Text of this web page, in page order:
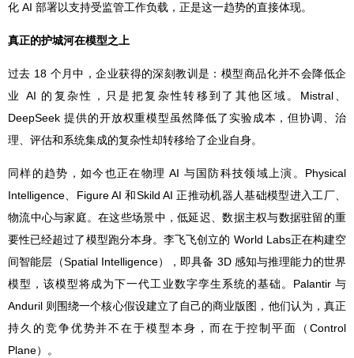
化 AI 部署以支持受监管工作负载，正是这一趋势的直接体现。
真正的护城河在模型之上
过去 18 个月中，企业获得的深刻教训是：模型商品化并不会降低企
业 AI 的复杂性，只是把复杂性转移到了其他区域。Mistral、
DeepSeek 提供的开放权重模型虽然降低了实验成本，但协调、治
理、评估和系统集成的复杂性却转移给了企业自身。
同样的趋势，如今也正在物理 AI 与国防科技领域上演。Physical
Intelligence、Figure AI 和Skild AI 正推动机器人基础模型进入工厂、
物流中心与家庭。在这些场景中，低延迟、数据主权与数据驻留的重
要性已经超过了模型跑分本身。李飞飞创立的 World Labs正在构建空
间智能层（Spatial Intelligence），即具备 3D 感知与推理能力的世界
模型，该模型将成为下一代工业数字孪生系统的基础。Palantir 与
Anduril 则围绕一个核心假设建立了自己的商业版图，他们认为，真正
持久的竞争优势并不在于模型本身，而在于控制平面（Control
Plane）。